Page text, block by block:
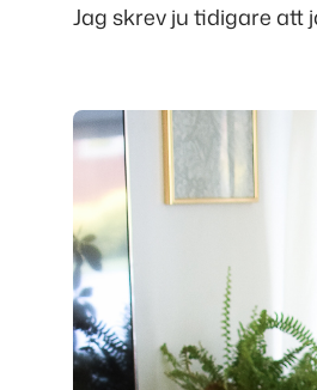
Jag skrev ju tidigare att